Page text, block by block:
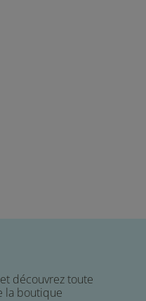
découvrez toute
la boutique